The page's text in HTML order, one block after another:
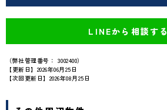
LINEから相談する
（弊社管理番号： 3002400）
【更新日】2026年06月25日
【次回更新日】2026年08月25日